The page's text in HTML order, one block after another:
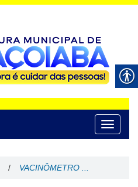
Toggle
/ VACINÔMETRO ...